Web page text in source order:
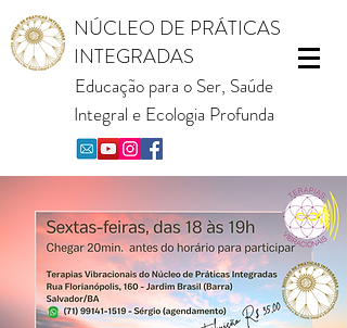
NÚCLEO DE PRÁTICAS
INTEGRADAS
Educação para o Ser, Saúde
Integral e Ecologia Profunda